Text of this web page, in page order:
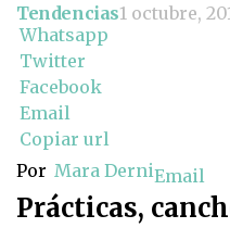
Tendencias1 octubre,
Whatsapp
Twitter
Facebook
Email
Copiar url
Por Mara DerniEmail
Prácticas,